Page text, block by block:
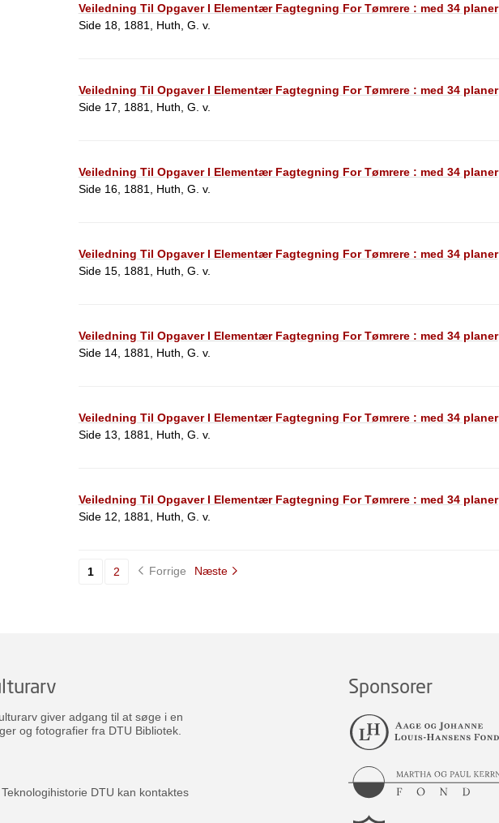
Veiledning Til Opgaver I Elementær Fagtegning For Tømrere : med 34 planer
Side 18, 1881, Huth, G. v.
Veiledning Til Opgaver I Elementær Fagtegning For Tømrere : med 34 planer
Side 17, 1881, Huth, G. v.
Veiledning Til Opgaver I Elementær Fagtegning For Tømrere : med 34 planer
Side 16, 1881, Huth, G. v.
Veiledning Til Opgaver I Elementær Fagtegning For Tømrere : med 34 planer
Side 15, 1881, Huth, G. v.
Veiledning Til Opgaver I Elementær Fagtegning For Tømrere : med 34 planer
Side 14, 1881, Huth, G. v.
Veiledning Til Opgaver I Elementær Fagtegning For Tømrere : med 34 planer
Side 13, 1881, Huth, G. v.
Veiledning Til Opgaver I Elementær Fagtegning For Tømrere : med 34 planer
Side 12, 1881, Huth, G. v.
1 2 Forrige Næste
giver adgang til at søge i en
og fotografier fra DTU Bibliotek.
DTU kan kontaktes
Sponsorer